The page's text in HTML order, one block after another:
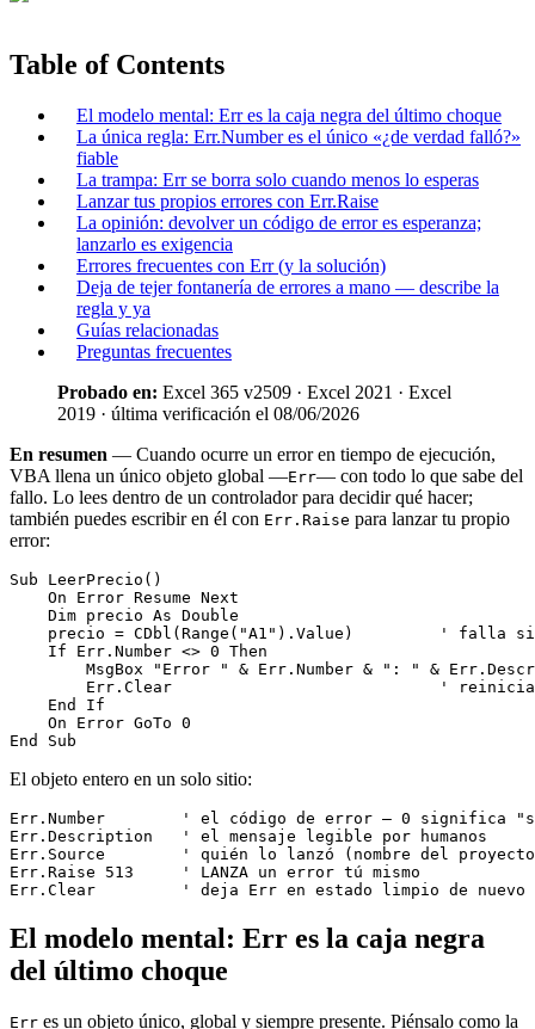
Table of Contents
El modelo mental: Err es la caja negra del último choque
La única regla: Err.Number es el único «¿de verdad falló?»
fiable
La trampa: Err se borra solo cuando menos lo esperas
Lanzar tus propios errores con Err.Raise
La opinión: devolver un código de error es esperanza;
lanzarlo es exigencia
Errores frecuentes con Err (y la solución)
Deja de tejer fontanería de errores a mano — describe la
regla y ya
Guías relacionadas
Preguntas frecuentes
Probado en: Excel 365 v2509 · Excel 2021 · Excel
2019 · última verificación el 08/06/2026
En resumen — Cuando ocurre un error en tiempo de ejecución,
VBA llena un único objeto global —Err— con todo lo que sabe del
fallo. Lo lees dentro de un controlador para decidir qué hacer;
también puedes escribir en él con Err.Raise para lanzar tu propio
error:
Sub LeerPrecio()
    On Error Resume Next
    Dim precio As Double
precio = CDbl(Range("A1").Value)         ' falla
    If Err.Number <> 0 Then
MsgBox "Error " & Err.Number & ": " &
Err.Clear                            '
    End If
    On Error GoTo 0
El objeto entero en un solo sitio:
Err.Number        ' el código de error — 0 significa
Err.Description   ' el mensaje legible por humanos
Err.Source        ' quién lo lanzó (nombre del
Err.Raise 513     ' LANZA un error tú mismo
El modelo mental: Err es la caja negra
del último choque
Err es un objeto único, global y siempre presente. Piénsalo como la